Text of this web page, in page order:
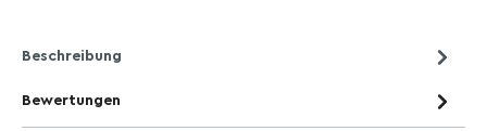
Beschreibung
Bewertungen